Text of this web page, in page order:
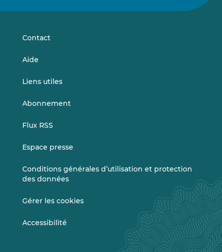
sursur
Contact
Aide
Liens utiles
Abonnement
Flux RSS
Espace presse
Conditions générales d’utilisation et protection
des données
Gérer les cookies
Accessibilité